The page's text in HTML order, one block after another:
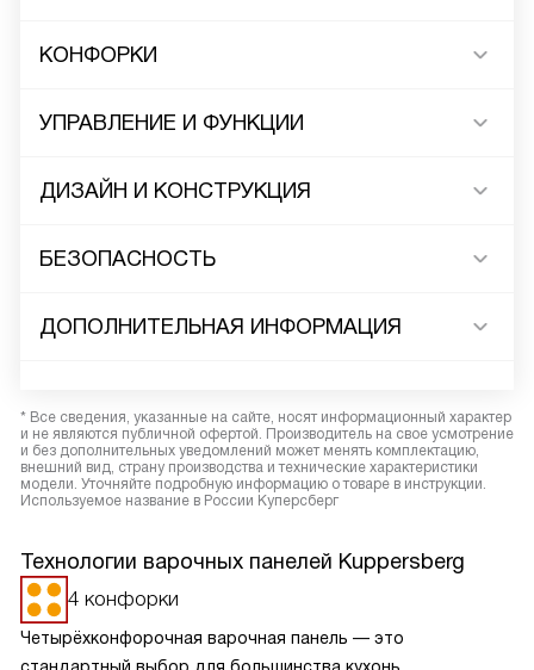
КОНФОРКИ
УПРАВЛЕНИЕ И ФУНКЦИИ
ДИЗАЙН И КОНСТРУКЦИЯ
БЕЗОПАСНОСТЬ
ДОПОЛНИТЕЛЬНАЯ ИНФОРМАЦИЯ
* Все сведения, указанные на сайте, носят информационный характер
и не являются публичной офертой. Производитель на свое усмотрение
и без дополнительных уведомлений может менять комплектацию,
внешний вид, страну производства и технические характеристики
модели. Уточняйте подробную информацию о товаре в инструкции.
Используемое название в России Куперсберг
Технологии варочных панелей Kuppersberg
4 конфорки
Четырёхконфорочная варочная панель — это